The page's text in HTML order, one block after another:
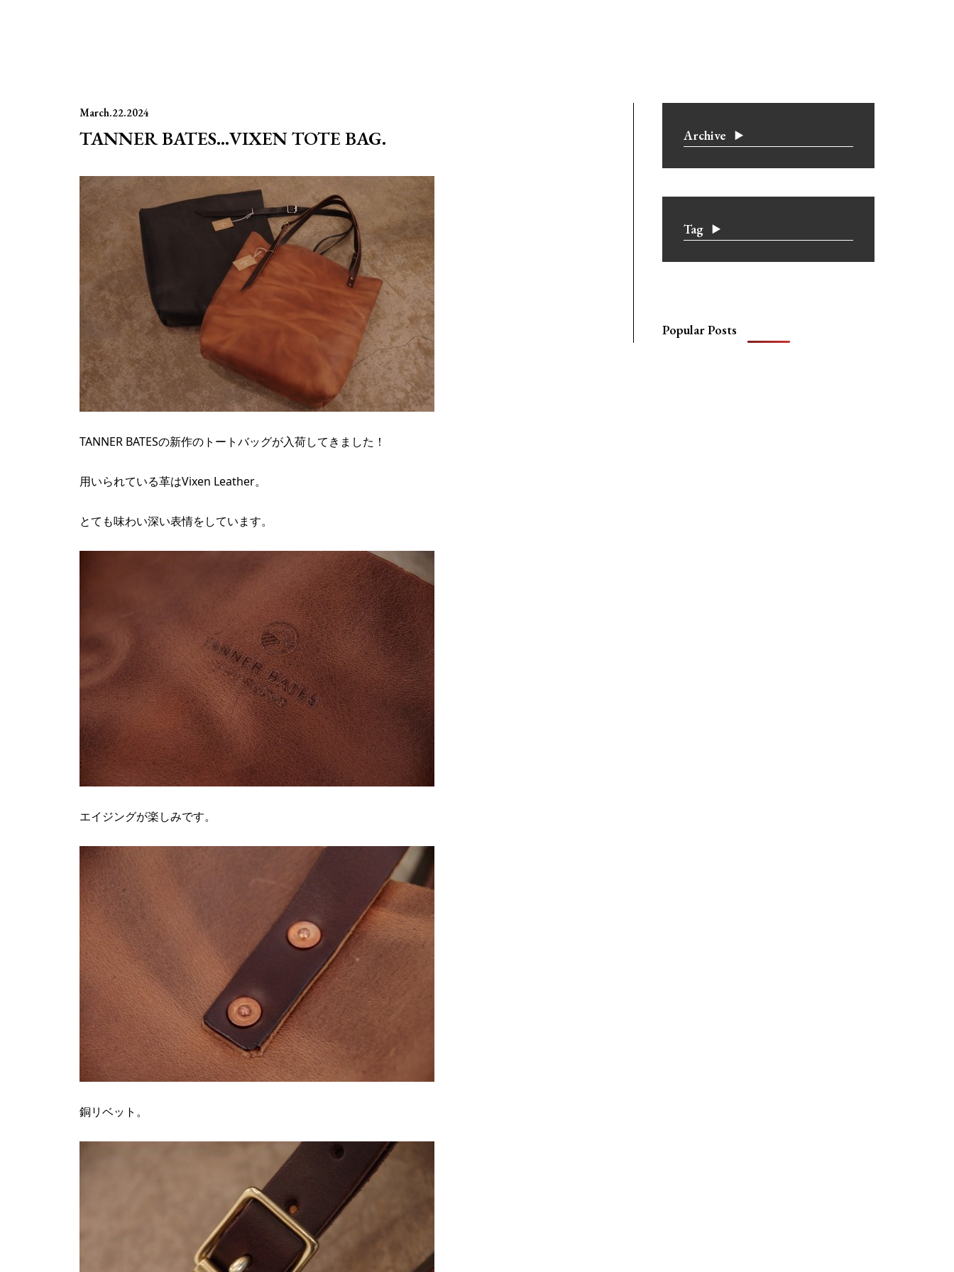
March.22.2024
TANNER BATES…VIXEN TOTE BAG.
TANNER BATESの新作のトートバッグが入荷してきました！
用いられている革はVixen Leather。
とても味わい深い表情をしています。
エイジングが楽しみです。
銅リベット。
Archive
Tag
Popular Posts